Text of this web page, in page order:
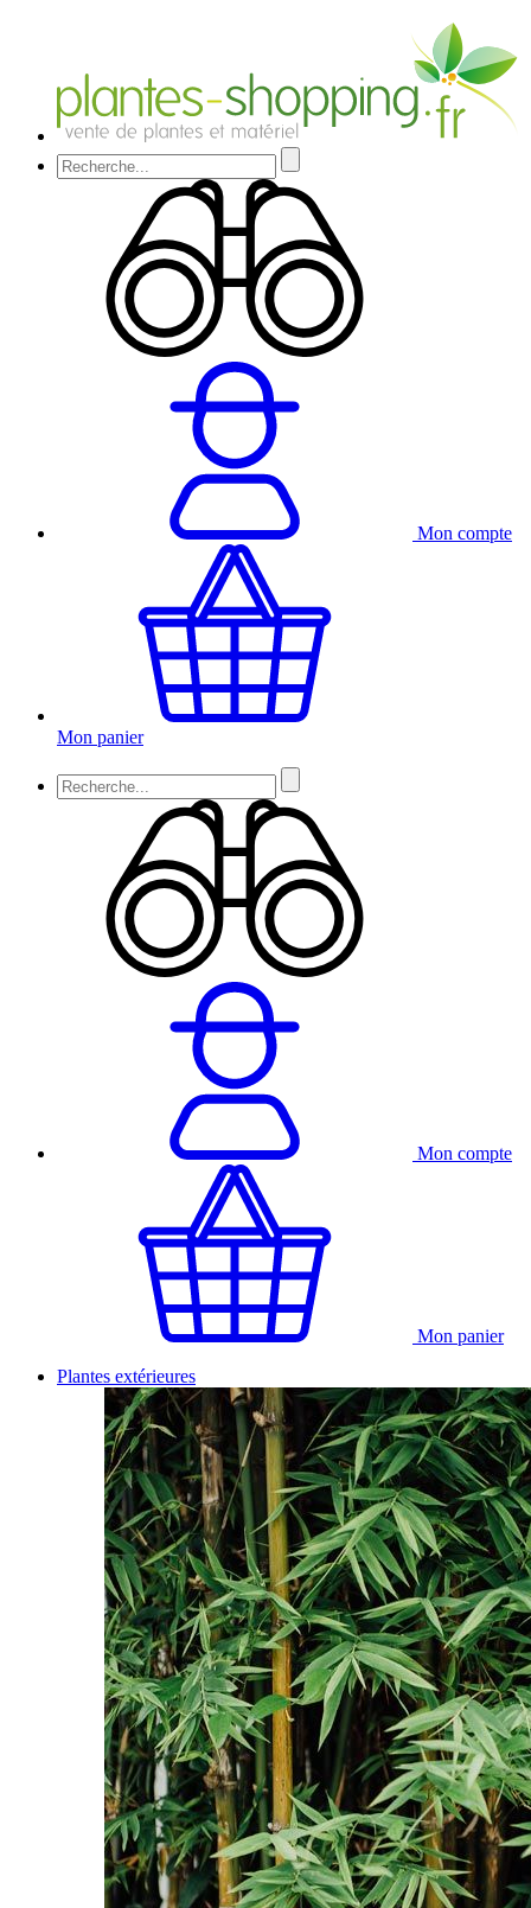
Mon compte
Mon panier
Mon compte
Mon panier
Plantes extérieures